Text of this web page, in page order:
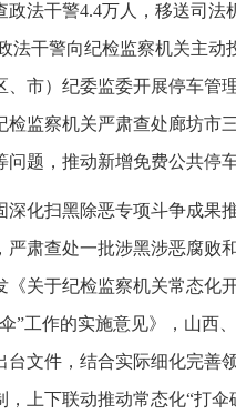
政法干警4.4万人，移送司法
法干警向纪检监察机关主动
、市）纪委监委开展停车管
检监察机关严肃查处廊坊市
问题，推动新增免费公共停车
深化扫黑除恶专项斗争成果
严肃查处一批涉黑涉恶腐败和
《关于纪检监察机关常态化
”工作的实施意见》，山西
台文件，结合实际细化完善
，上下联动推动常态化“打伞